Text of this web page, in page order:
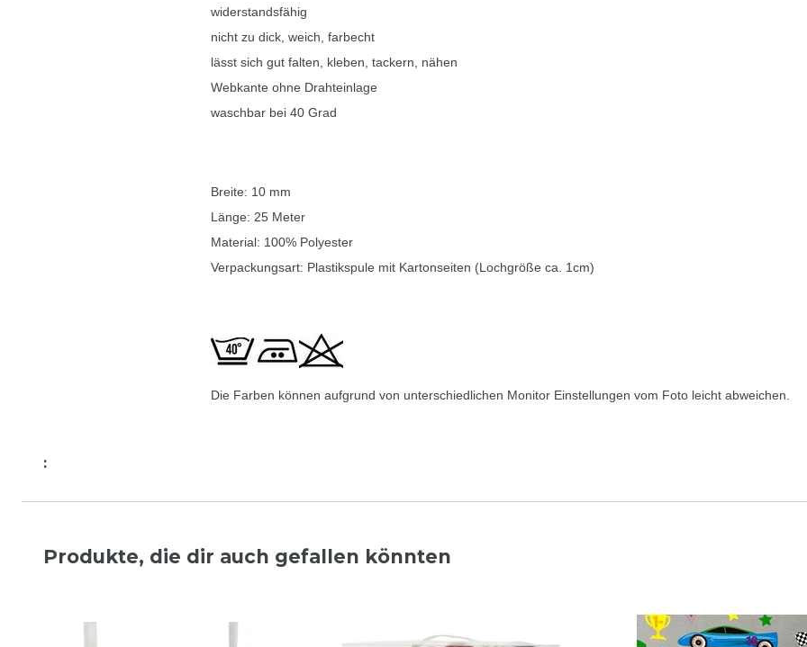
widerstandsfähig
nicht zu dick, weich, farbecht
lässt sich gut falten, kleben, tackern, nähen
Webkante ohne Drahteinlage
waschbar bei 40 Grad
Breite: 10 mm
Länge: 25 Meter
Material: 100% Polyester
Verpackungsart: Plastikspule mit Kartonseiten (Lochgröße ca. 1cm)
Die Farben können aufgrund von unterschiedlichen Monitor Einstellungen vom Foto leicht abweichen.
:
Produkte, die dir auch gefallen könnten